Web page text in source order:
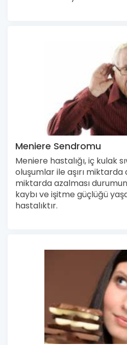
Meniere Sendromu
Meniere hastalığı, iç kulak
oluşumlar ile aşırı miktarda
miktarda azalması
kaybı ve işitme güçlüğü
hastalıktır.